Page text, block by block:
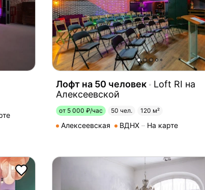
Лофт на 50 человек
Loft RI на
Алексеевской
от 5 000 ₽/час 50 чел. 120 м²
Алексеевская ВДНХ На карте